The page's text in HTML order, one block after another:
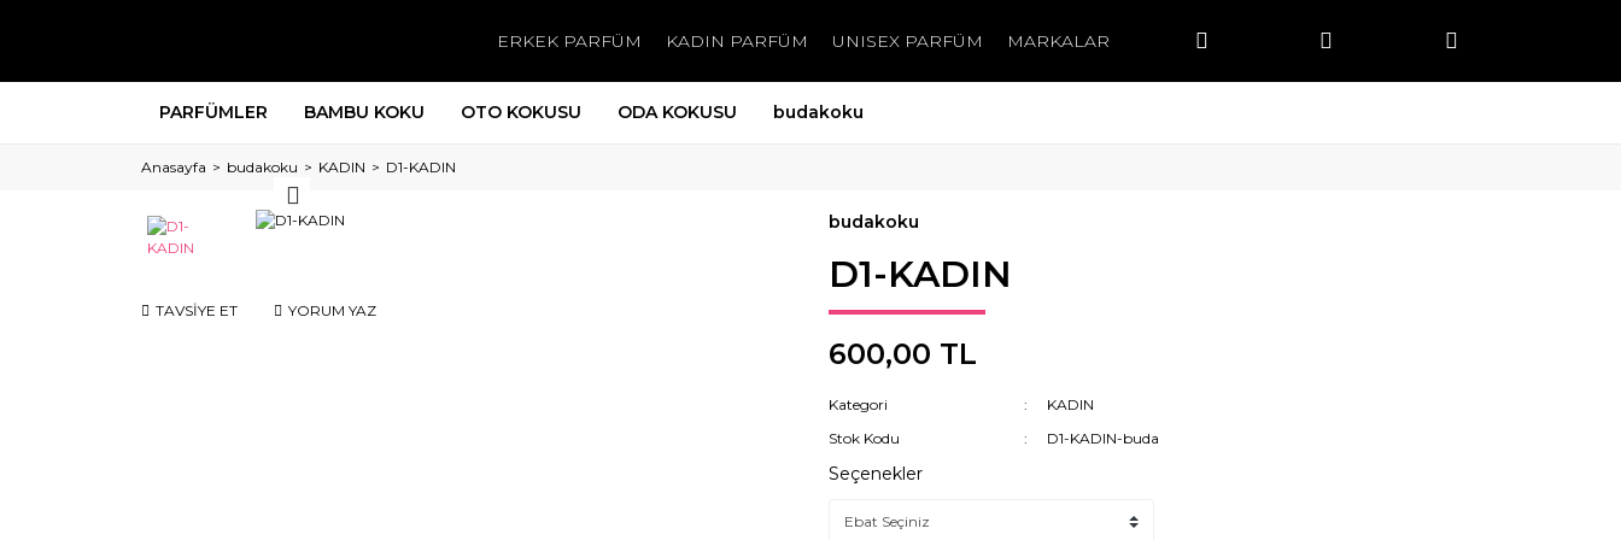
ERKEK PARFÜM KADIN PARFÜM UNISEX PARFÜM MARKALAR
PARFÜMLER BAMBU KOKU OTO KOKUSU ODA KOKUSU budakoku
Anasayfa budakoku KADIN D1-KADIN
TAVSİYE ET YORUM YAZ
budakoku
D1-KADIN
600,00 TL
Kategori
KADIN
Stok Kodu
D1-KADIN-buda
Seçenekler